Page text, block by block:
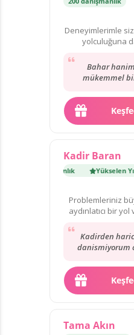
Deneyimlerimle
yolculuğuna
Bahar
mükemmel
sorulara net
ederim
Kadir Baran
Yükselen Yıldız
Problemleriniz
aydınlatıcı bir
Kadirden
danismiyorum
Herzaman
Tama Akın